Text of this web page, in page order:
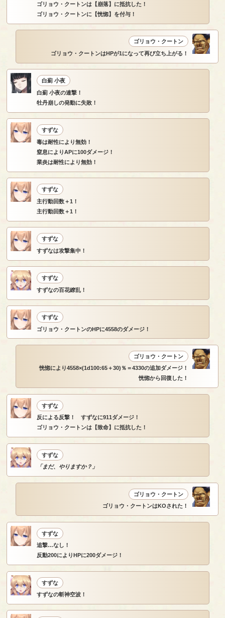
ゴリョウ・クートンは【崩落】に抵抗した！
ゴリョウ・クートンに【恍惚】を付与！
ゴリョウ・クートン
ゴリョウ・クートンはHPが1になって再び立ち上がる！
白薊 小夜
白薊 小夜の連撃！
牡丹崩しの発動に失敗！
すずな
毒は耐性により無効！
窒息によりAPに100ダメージ！
業炎は耐性により無効！
すずな
主行動回数＋1！
主行動回数＋1！
すずな
すずなは攻撃集中！
すずな
すずなの百花繚乱！
すずな
ゴリョウ・クートンのHPに4558のダメージ！
ゴリョウ・クートン
恍惚により4558×(1d100:65＋30)％＝4330の追加ダメージ！
恍惚から回復した！
すずな
反による反撃！ すずなに911ダメージ！
ゴリョウ・クートンは【致命】に抵抗した！
すずな
「まだ、やりますか？」
ゴリョウ・クートン
ゴリョウ・クートンはKOされた！
すずな
追撃…なし！
反動200によりHPに200ダメージ！
すずな
すずなの斬神空波！